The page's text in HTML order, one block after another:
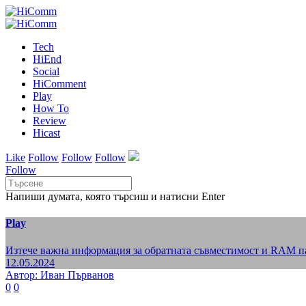
Tech
HiEnd
Social
HiComment
Play
How To
Review
Hicast
Like Follow Follow Follow
Follow
Напиши думата, която търсиш и натисни Enter
Play
Изтече важна информация за обратната съвместимост и RAM
12.05.2024
Автор: Иван Първанов
0 0